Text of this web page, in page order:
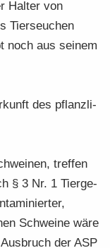
Hal­ter von
Tier­seu­chen
noch aus sei­nem
des pflanz­li­
tref­fen
§ 3 Nr. 1 Tier­ge­
Schwei­ne wäre
der ASP